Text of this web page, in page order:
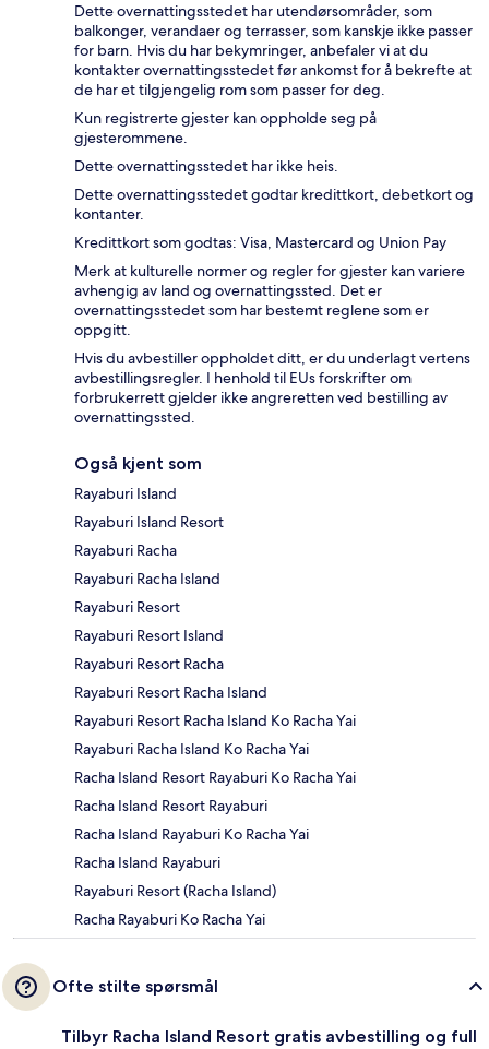
Dette overnattingsstedet har utendørsområder, som
balkonger, verandaer og terrasser, som kanskje ikke passer
for barn. Hvis du har bekymringer, anbefaler vi at du
kontakter overnattingsstedet før ankomst for å bekrefte at
de har et tilgjengelig rom som passer for deg.
Kun registrerte gjester kan oppholde seg på
gjesterommene.
Dette overnattingsstedet har ikke heis.
Dette overnattingsstedet godtar kredittkort, debetkort og
kontanter.
Kredittkort som godtas: Visa, Mastercard og Union Pay
Merk at kulturelle normer og regler for gjester kan variere
avhengig av land og overnattingssted. Det er
overnattingsstedet som har bestemt reglene som er
oppgitt.
Hvis du avbestiller oppholdet ditt, er du underlagt vertens
avbestillingsregler. I henhold til EUs forskrifter om
forbrukerrett gjelder ikke angreretten ved bestilling av
overnattingssted.
Også kjent som
Rayaburi Island
Rayaburi Island Resort
Rayaburi Racha
Rayaburi Racha Island
Rayaburi Resort
Rayaburi Resort Island
Rayaburi Resort Racha
Rayaburi Resort Racha Island
Rayaburi Resort Racha Island Ko Racha Yai
Rayaburi Racha Island Ko Racha Yai
Racha Island Resort Rayaburi Ko Racha Yai
Racha Island Resort Rayaburi
Racha Island Rayaburi Ko Racha Yai
Racha Island Rayaburi
Rayaburi Resort (Racha Island)
Racha Rayaburi Ko Racha Yai
Ofte stilte spørsmål
Tilbyr Racha Island Resort gratis avbestilling og full